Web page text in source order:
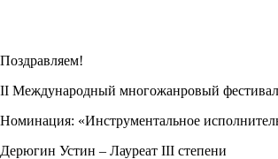
Поздравляем!
II Международный многожанровый
Номинация: «Инструментальное
Дерюгин Устин – Лауреат III степени